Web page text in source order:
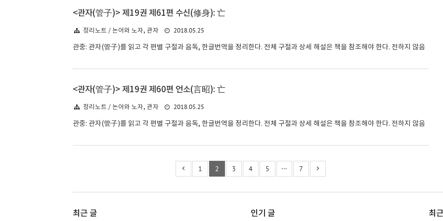
<관자(管子)> 제19권 제61편 수신(修身): 亡
정리노트 / 논어와 노자, 관자 2018.05.25
관중: 관자(管子)를 읽고 각 편별 구절과 음독, 한글번역을 정리한다. 전체 구절과 상세 해설은 책을 참조해야 한다. 전하지 않음
<관자(管子)> 제19권 제60편 언소(言昭): 亡
정리노트 / 논어와 노자, 관자 2018.05.25
관중: 관자(管子)를 읽고 각 편별 구절과 음독, 한글번역을 정리한다. 전체 구절과 상세 해설은 책을 참조해야 한다. 전하지 않음
1 2 3 4 5 ··· 7
최근 글 인기 글 최